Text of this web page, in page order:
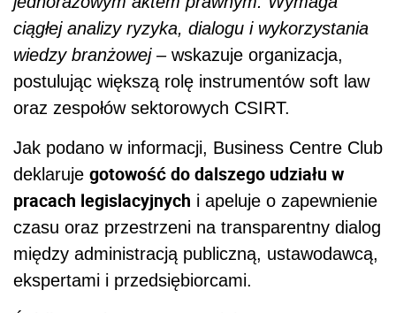
ciągłej analizy ryzyka, dialogu i wykorzystania
wiedzy branżowej –wskazuje organizacja,
postulując większą rolę instrumentów soft law
oraz zespołów sektorowych CSIRT.
Jak podano w informacji, Business Centre Club
deklaruje gotowość do dalszego udziału w
pracach legislacyjnych i apeluje o zapewnienie
czasu oraz przestrzeni na transparentny dialog
między administracją publiczną, ustawodawcą,
ekspertami i przedsiębiorcami.